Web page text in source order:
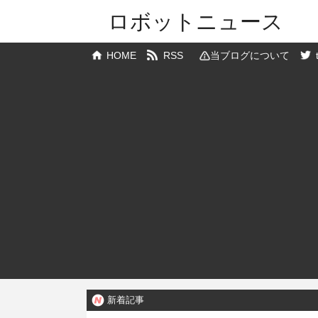
ロボットニュース
HOME RSS 当ブログについて
新着記事